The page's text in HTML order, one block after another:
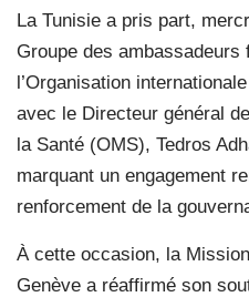
La Tunisie a pris part,
Groupe des ambassadeurs
l’Organisation
avec le Directeur général
la Santé (OMS), Tedros
marquant un engagement
renforcement de la
À cette occasion, la
Genève a réaffirmé son